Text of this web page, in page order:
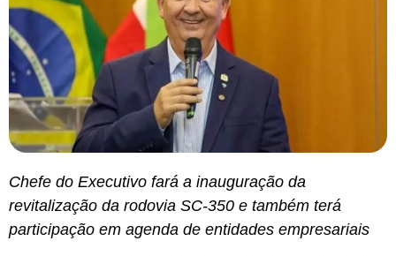
Chefe do Executivo fará a inauguração da
revitalização da rodovia SC-350 e também terá
participação em agenda de entidades empresariais